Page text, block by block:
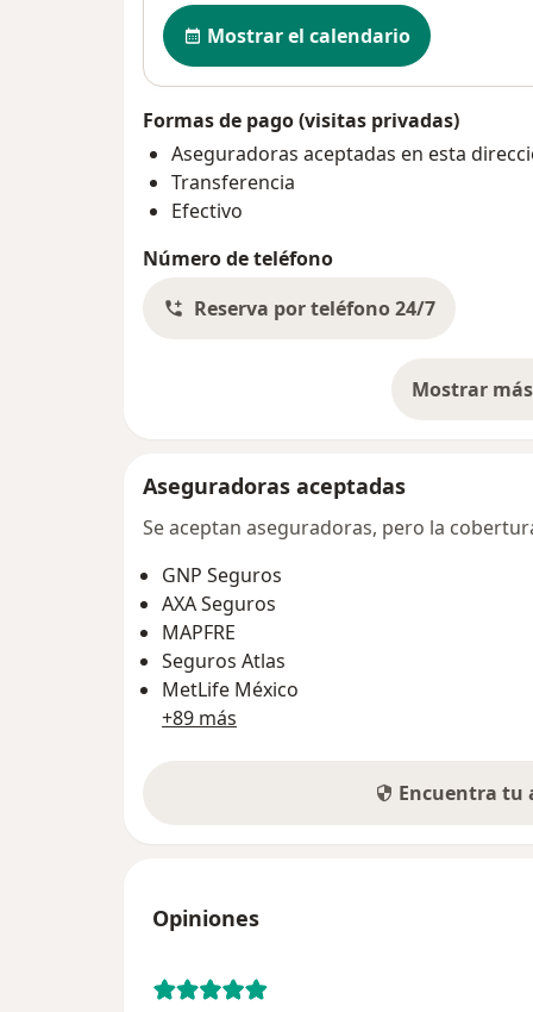
Disponibilidad
Mostrar el calendario
Formas de pago (visitas privadas)
Aseguradoras aceptadas en esta
Transferencia
Efectivo
Número de teléfono
Reserva por teléfono 24/7
Mostrar
Aseguradoras aceptadas
Se aceptan aseguradoras, pero la
GNP Seguros
AXA Seguros
MAPFRE
Seguros Atlas
MetLife México
+89 más
Encuentra tu
Opiniones